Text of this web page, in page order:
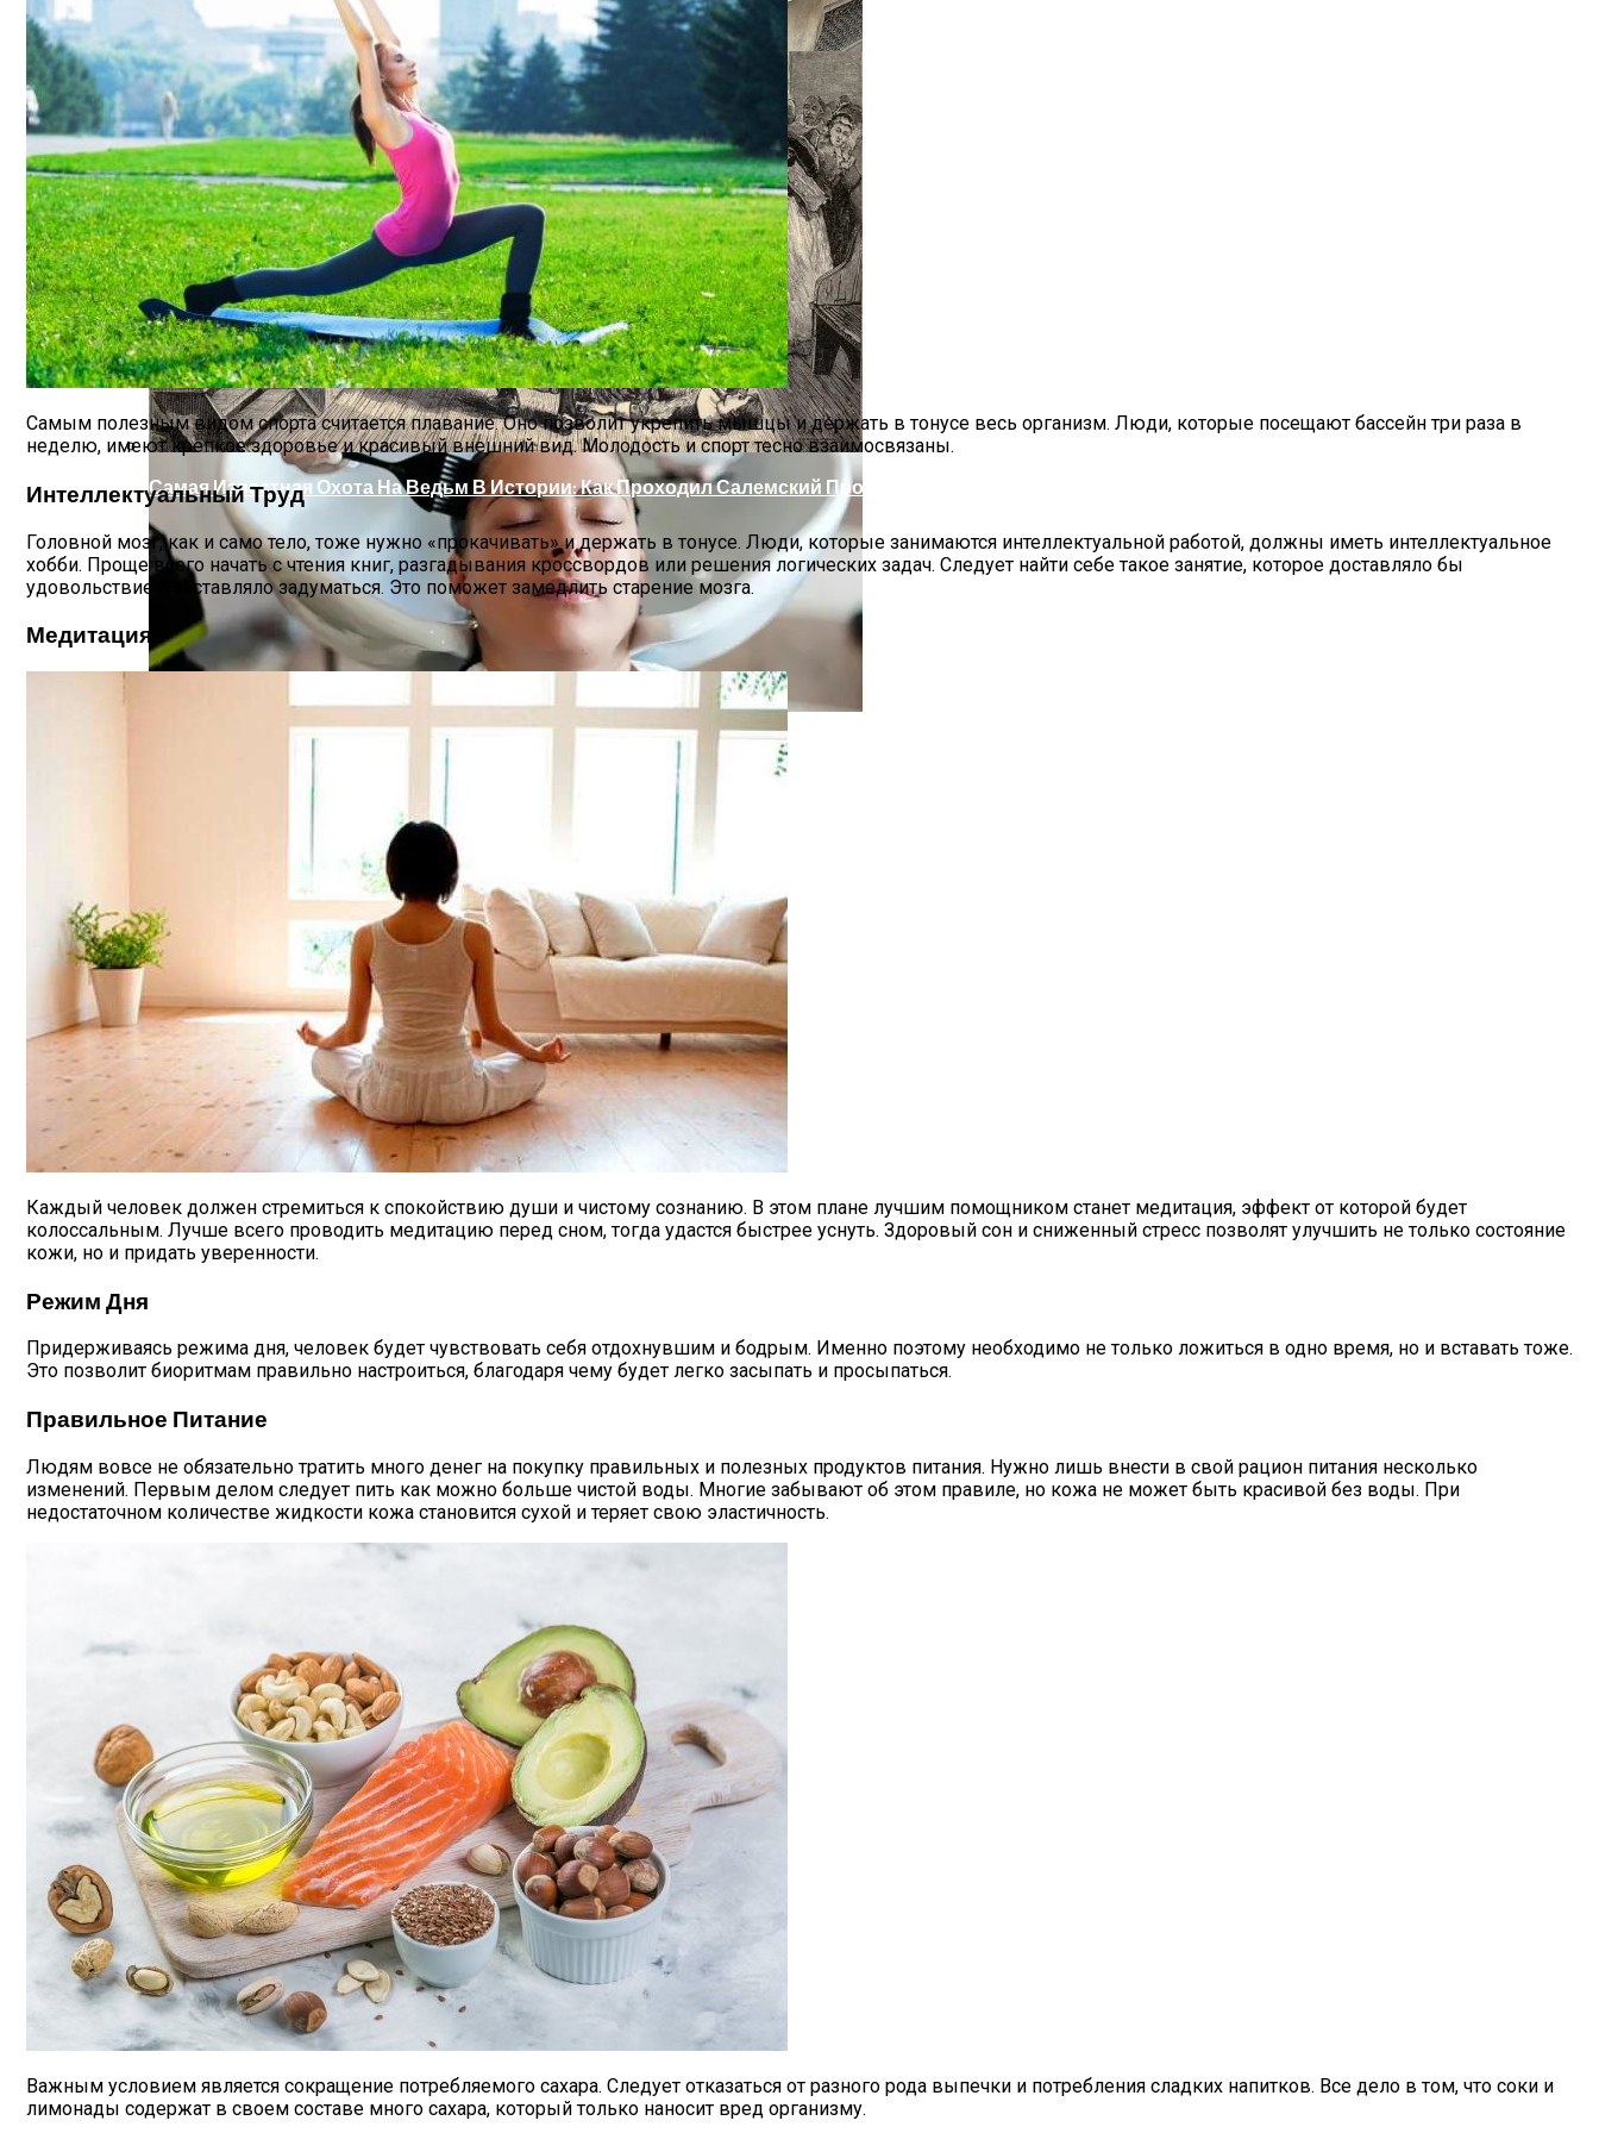
Женская Зимняя Обувь: 5 Стильных Моделей, За Которыми Выстраиваются В Очереди
Лунный Календарь Окрашивания Волос На Октябрь 2025 Года
Интересные Факты О Войнах…
Самая Известная Охота На Ведьм В Истории: Как Проходил Салемский Процесс
Самым полезным видом спорта считается плавание. Оно позволит укрепить мышцы и держать в тонусе весь организм. Люди, которые посещают бассейн три раза в
неделю, имеют крепкое здоровье и красивый внешний вид. Молодость и спорт тесно взаимосвязаны.
Интеллектуальный Труд
Головной мозг, как и само тело, тоже нужно «прокачивать» и держать в тонусе. Люди, которые занимаются интеллектуальной работой, должны иметь интеллектуальное
хобби. Проще всего начать с чтения книг, разгадывания кроссвордов или решения логических задач. Следует найти себе такое занятие, которое доставляло бы
удовольствие и заставляло задуматься. Это поможет замедлить старение мозга.
Медитация
Каждый человек должен стремиться к спокойствию души и чистому сознанию. В этом плане лучшим помощником станет медитация, эффект от которой будет
колоссальным. Лучше всего проводить медитацию перед сном, тогда удастся быстрее уснуть. Здоровый сон и сниженный стресс позволят улучшить не только состояние
кожи, но и придать уверенности.
Режим Дня
Придерживаясь режима дня, человек будет чувствовать себя отдохнувшим и бодрым. Именно поэтому необходимо не только ложиться в одно время, но и вставать тоже.
Это позволит биоритмам правильно настроиться, благодаря чему будет легко засыпать и просыпаться.
Правильное Питание
Людям вовсе не обязательно тратить много денег на покупку правильных и полезных продуктов питания. Нужно лишь внести в свой рацион питания несколько
изменений. Первым делом следует пить как можно больше чистой воды. Многие забывают об этом правиле, но кожа не может быть красивой без воды. При
недостаточном количестве жидкости кожа становится сухой и теряет свою эластичность.
Важным условием является сокращение потребляемого сахара. Следует отказаться от разного рода выпечки и потребления сладких напитков. Все дело в том, что соки и
лимонады содержат в своем составе много сахара, который только наносит вред организму.